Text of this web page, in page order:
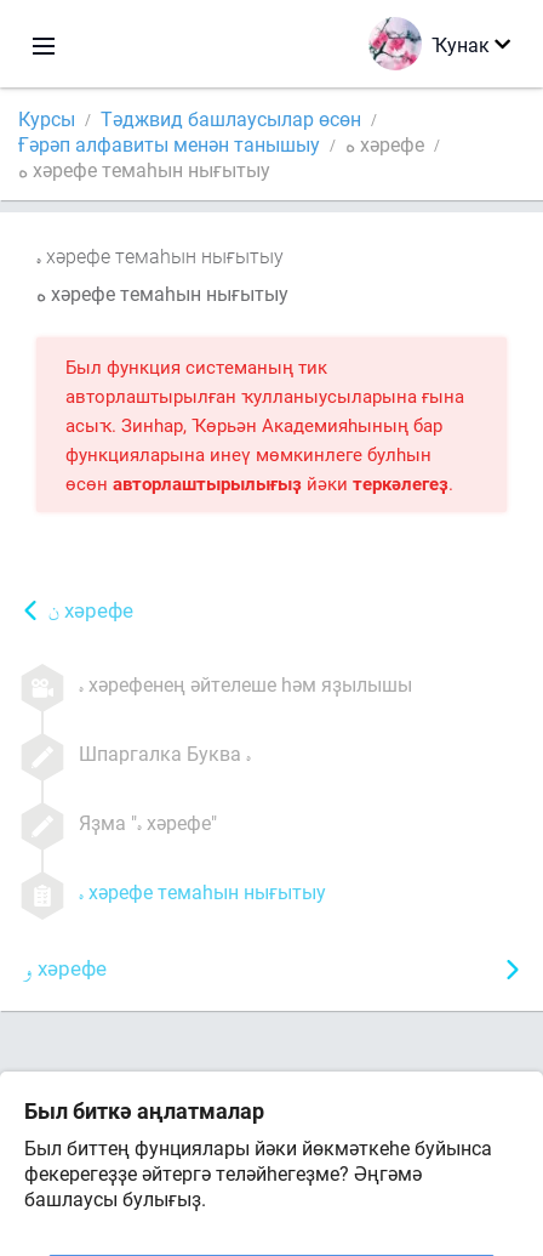
Ҡунак
Курсы
Тәджвид башлаусылар өсөн
Ғәрәп алфавиты менән танышыу
ه хәрефе
ه хәрефе темаһын нығытыу
хәрефе
хәрефенең әйтелеше һәм яҙылышы
Шпаргалка Буква
Яҙма " хәрефе"
хәрефе темаһын нығытыу
хәрефе
хәрефе темаһын нығытыу
ه хәрефе темаһын нығытыу
Был функция системаның тик
авторлаштырылған ҡулланыусыларына ғына
асыҡ. Зинһар, Ҡөрьән Академияһының бар
функцияларына инеү мөмкинлеге булһын
өсөн авторлаштырылығыҙ йәки теркәлегеҙ.
Был биткә аңлатмалар
Был биттең фунциялары йәки йөкмәткеһе буйынса
фекерегеҙҙе әйтергә теләйһегеҙме? Әңгәмә
башлаусы булығыҙ.